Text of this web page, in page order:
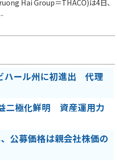
Hai Group＝THACO)は4日、
ハール州に初進出 代理
二極化鮮明 資産運用力
公募価格は親会社株価の